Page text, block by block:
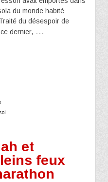
du monde habité
du désespoir de
dernier, …
et
feux